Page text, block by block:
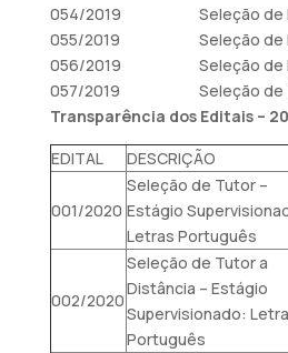
054/2019
Seleção de
055/2019
Seleção de
056/2019
Seleção de
057/2019
Seleção de
Transparência dos Editais –
EDITAL
DESCRIÇÃO
001/2020
Seleção de Tutor –
Estágio
Letras Português
002/2020
Seleção de Tutor a
Distância – Estágio
Supervisionado:
Português